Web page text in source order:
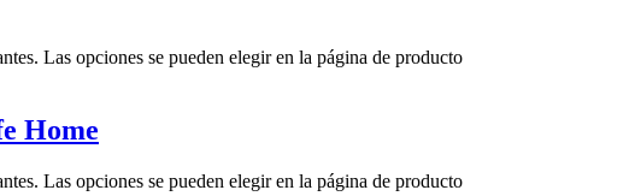
Las opciones se pueden elegir en la página de producto
Home
Las opciones se pueden elegir en la página de producto